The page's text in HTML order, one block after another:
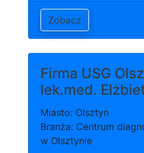
Zobacz
Firma USG
lek.med.
Miasto: Olsztyn
Branża: Centrum
w Olsztynie